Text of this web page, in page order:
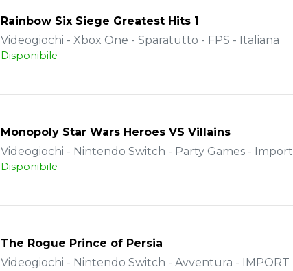
Rainbow Six Siege Greatest Hits 1
Videogiochi - Xbox One - Sparatutto - FPS - Italiana
Disponibile
Monopoly Star Wars Heroes VS Villains
Videogiochi - Nintendo Switch - Party Games - Import
Disponibile
The Rogue Prince of Persia
Videogiochi - Nintendo Switch - Avventura - IMPORT